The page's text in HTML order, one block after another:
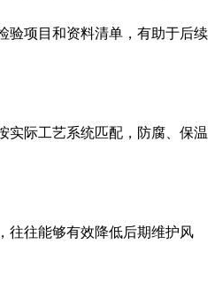
验项目和资料清单，有助于后续
实际工艺系统匹配，防腐、保温
往往能够有效降低后期维护风